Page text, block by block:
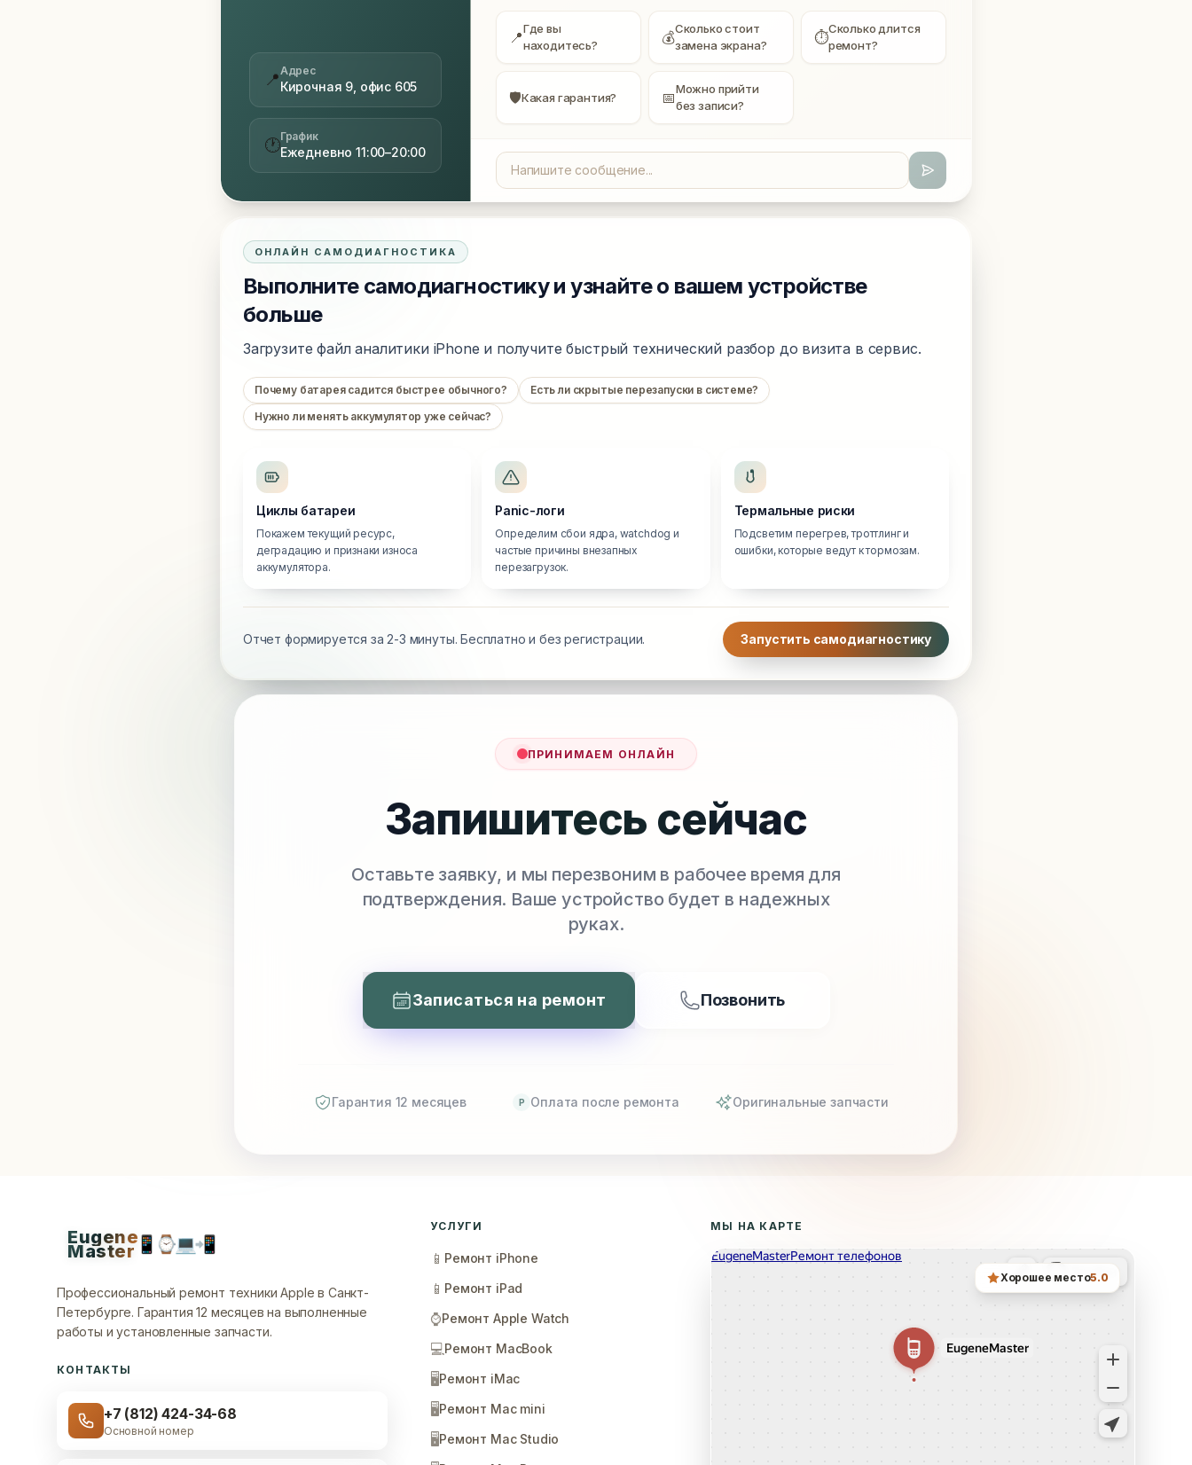
📍Адрес
Кирочная 9, офис 605
🕐График
Ежедневно 11:00–20:00
📍Где вы
находитесь?
💰Сколько стоит
замена экрана?
⏱Сколько длится
ремонт?
🛡Какая гарантия? 📅Можно прийти
без записи?
ОНЛАЙН САМОДИАГНОСТИКА
Выполните самодиагностику и узнайте о вашем устройстве
больше
Загрузите файл аналитики iPhone и получите быстрый технический разбор до визита в сервис.
Почему батарея садится быстрее обычного?
Есть ли скрытые перезапуски в системе?
Нужно ли менять аккумулятор уже сейчас?
Циклы батареи
Покажем текущий ресурс,
деградацию и признаки износа
аккумулятора.
Panic-логи
Определим сбои ядра, watchdog и
частые причины внезапных
перезагрузок.
Термальные риски
Подсветим перегрев, троттлинг и
ошибки, которые ведут к тормозам.
Отчет формируется за 2-3 минуты. Бесплатно и без регистрации. Запустить самодиагностику
ПРИНИМАЕМ ОНЛАЙН
Запишитесь сейчас
Оставьте заявку, и мы перезвоним в рабочее время для
подтверждения. Ваше устройство будет в надежных
руках.
Записаться на ремонт Позвонить
Гарантия 12 месяцев P Оплата после ремонта Оригинальные запчасти
Eugene
Master📱 ⌚💻📲
Профессиональный ремонт техники Apple в Санкт-
Петербурге. Гарантия 12 месяцев на выполненные
работы и установленные запчасти.
КОНТАКТЫ
+7 (812) 424-34-68
Основной номер
УСЛУГИ
📱 Ремонт iPhone
📱 Ремонт iPad
⌚Ремонт Apple Watch
💻Ремонт MacBook
🖥️Ремонт iMac
🖥️Ремонт Mac mini
🖥️Ремонт Mac Studio
МЫ НА КАРТЕ
Хорошее место5.0